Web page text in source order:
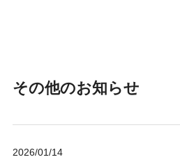
その他のお知らせ
2026/01/14